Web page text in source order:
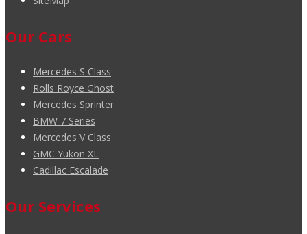
Our Cars
Mercedes S Class
Rolls Royce Ghost
Mercedes Sprinter
BMW 7 Series
Mercedes V Class
GMC Yukon XL
Cadillac Escalade
Our Services